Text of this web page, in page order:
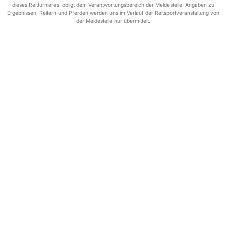
dieses Reitturnieres, obligt dem Verantwortungsbereich der Meldestelle. Angaben zu
Ergebnissen, Reitern und Pferden werden uns im Verlauf der Reitsportveranstaltung von
der Meldestelle nur übermittelt.